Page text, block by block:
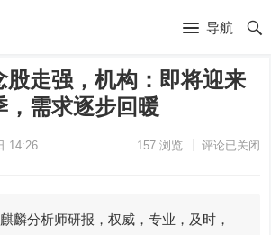
导航
股走强，机构：即将迎来
，需求逐步回暖
14:26 157浏览 评论已关闭
分析师研报，权威，专业，及时，